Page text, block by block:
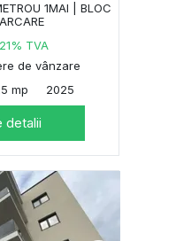
1MAI | BLOC
TVA
de vânzare
mp 2025
detalii